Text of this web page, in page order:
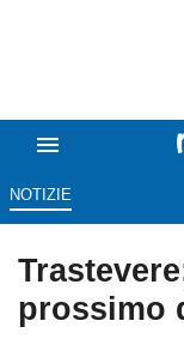
NOTIZIE
prossimo